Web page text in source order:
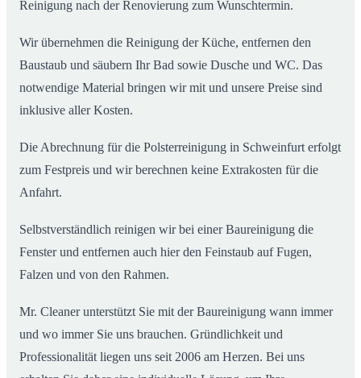
Reinigung nach der Renovierung zum Wunschtermin.
Wir übernehmen die Reinigung der Küche, entfernen den
Baustaub und säubern Ihr Bad sowie Dusche und WC. Das
notwendige Material bringen wir mit und unsere Preise sind
inklusive aller Kosten.
Die Abrechnung für die Polsterreinigung in Schweinfurt erfolgt
zum Festpreis und wir berechnen keine Extrakosten für die
Anfahrt.
Selbstverständlich reinigen wir bei einer Baureinigung die
Fenster und entfernen auch hier den Feinstaub auf Fugen,
Falzen und von den Rahmen.
Mr. Cleaner unterstützt Sie mit der Baureinigung wann immer
und wo immer Sie uns brauchen. Gründlichkeit und
Professionalität liegen uns seit 2006 am Herzen. Bei uns